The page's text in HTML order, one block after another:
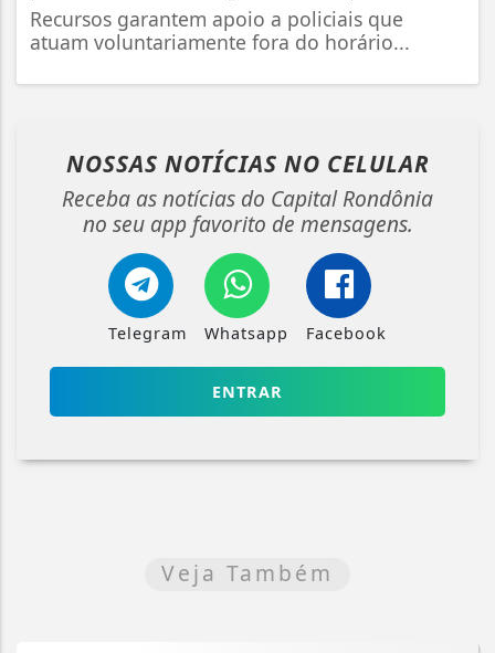
Recursos garantem apoio a policiais que
atuam voluntariamente fora do horário...
NOSSAS NOTÍCIAS NO CELULAR
Receba as notícias do Capital Rondônia
no seu app favorito de mensagens.
Telegram Whatsapp Facebook
ENTRAR
Veja Também